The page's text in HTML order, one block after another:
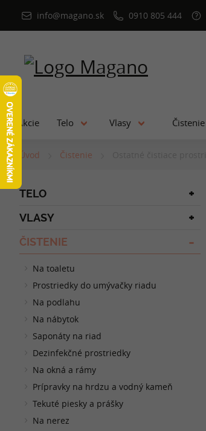
info@magano.sk 0910 805 444
Akcie Telo Vlasy Čistenie
Úvod Čistenie
TELO
VLASY
ČISTENIE
Na toaletu
Prostriedky do umývačky riadu
Na podlahu
Na nábytok
Saponáty na riad
Dezinfekčné prostriedky
Na okná a rámy
Prípravky na hrdzu a vodný kameň
Tekuté piesky a prášky
Na nerez